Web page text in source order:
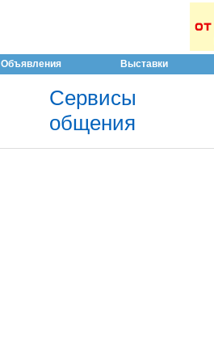
Объявления Выставки
Сервисы
общения